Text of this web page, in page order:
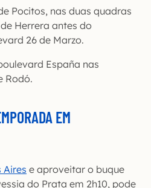
Pocitos, nas duas quadras
Herrera antes do
26 de Marzo.
España nas
Rodó.
EM
Aires e aproveitar o buque
do Prata em 2h10, pode